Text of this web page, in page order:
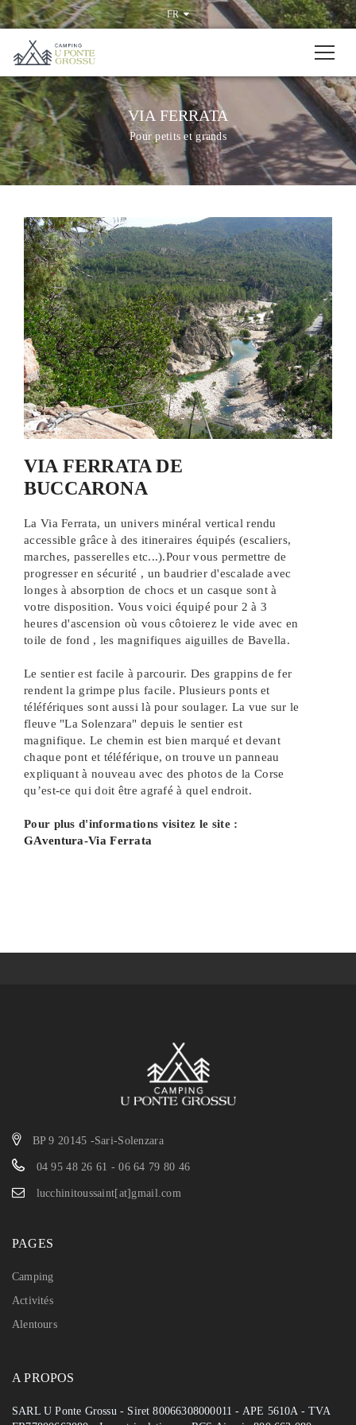
FR
VIA FERRATA
Pour petits et grands
VIA FERRATA DE
BUCCARONA
La Via Ferrata, un univers minéral vertical rendu
accessible grâce à des itineraires équipés (escaliers,
marches, passerelles etc...).Pour vous permettre de
progresser en sécurité , un baudrier d'escalade avec
longes à absorption de chocs et un casque sont à
votre disposition. Vous voici équipé pour 2 à 3
heures d'ascension où vous côtoierez le vide avec en
toile de fond , les magnifiques aiguilles de Bavella.
Le sentier est facile à parcourir. Des grappins de fer
rendent la grimpe plus facile. Plusieurs ponts et
téléfériques sont aussi là pour soulager. La vue sur le
fleuve "La Solenzara" depuis le sentier est
magnifique. Le chemin est bien marqué et devant
chaque pont et téléférique, on trouve un panneau
expliquant à nouveau avec des photos de la Corse
qu’est-ce qui doit être agrafé à quel endroit.
Pour plus d'informations visitez le site :
GAventura-Via Ferrata
BP 9 20145 -Sari-Solenzara
04 95 48 26 61 - 06 64 79 80 46
lucchinitoussaint[at]gmail.com
PAGES
Camping
Activités
Alentours
A PROPOS
SARL U Ponte Grossu - Siret 80066308000011 - APE 5610A - TVA